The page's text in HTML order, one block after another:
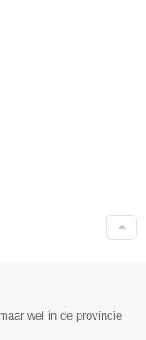
wel in de provincie